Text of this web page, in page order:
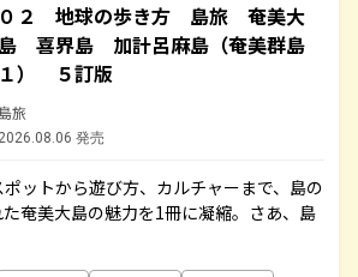
０２ 地球の歩き方 島旅 奄美大
島 喜界島 加計呂麻島（奄美群島
１） ５訂版
島旅
2026.08.06 発売
ットから遊び方、カルチャーまで、島の
奄美大島の魅力を1冊に凝縮。さあ、島